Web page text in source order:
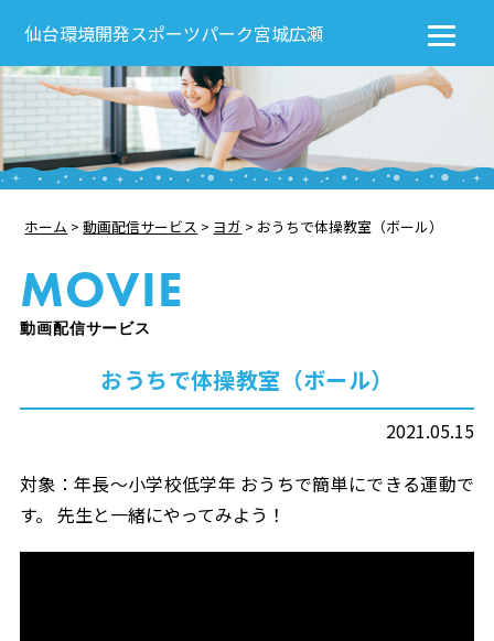
ホーム >動画配信サービス > ヨガ > おうちで体操教室（ボール）
MOVIE
動画配信サービス
おうちで体操教室（ボール）
2021.05.15
対象：年長～小学校低学年 おうちで簡単にできる運動で
す。 先生と一緒にやってみよう！
仙台環境開発スポーツパーク宮城広瀬